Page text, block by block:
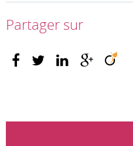
Partager sur